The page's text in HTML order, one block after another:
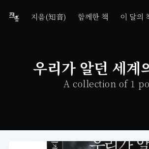
지음(知音) 함께한 책 이 달의
우리가 알던 세계
A collection of 1